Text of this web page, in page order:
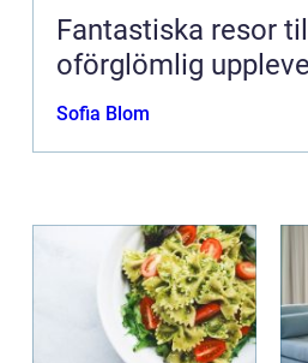
Fantastiska resor
oförglömlig
Sofia Blom